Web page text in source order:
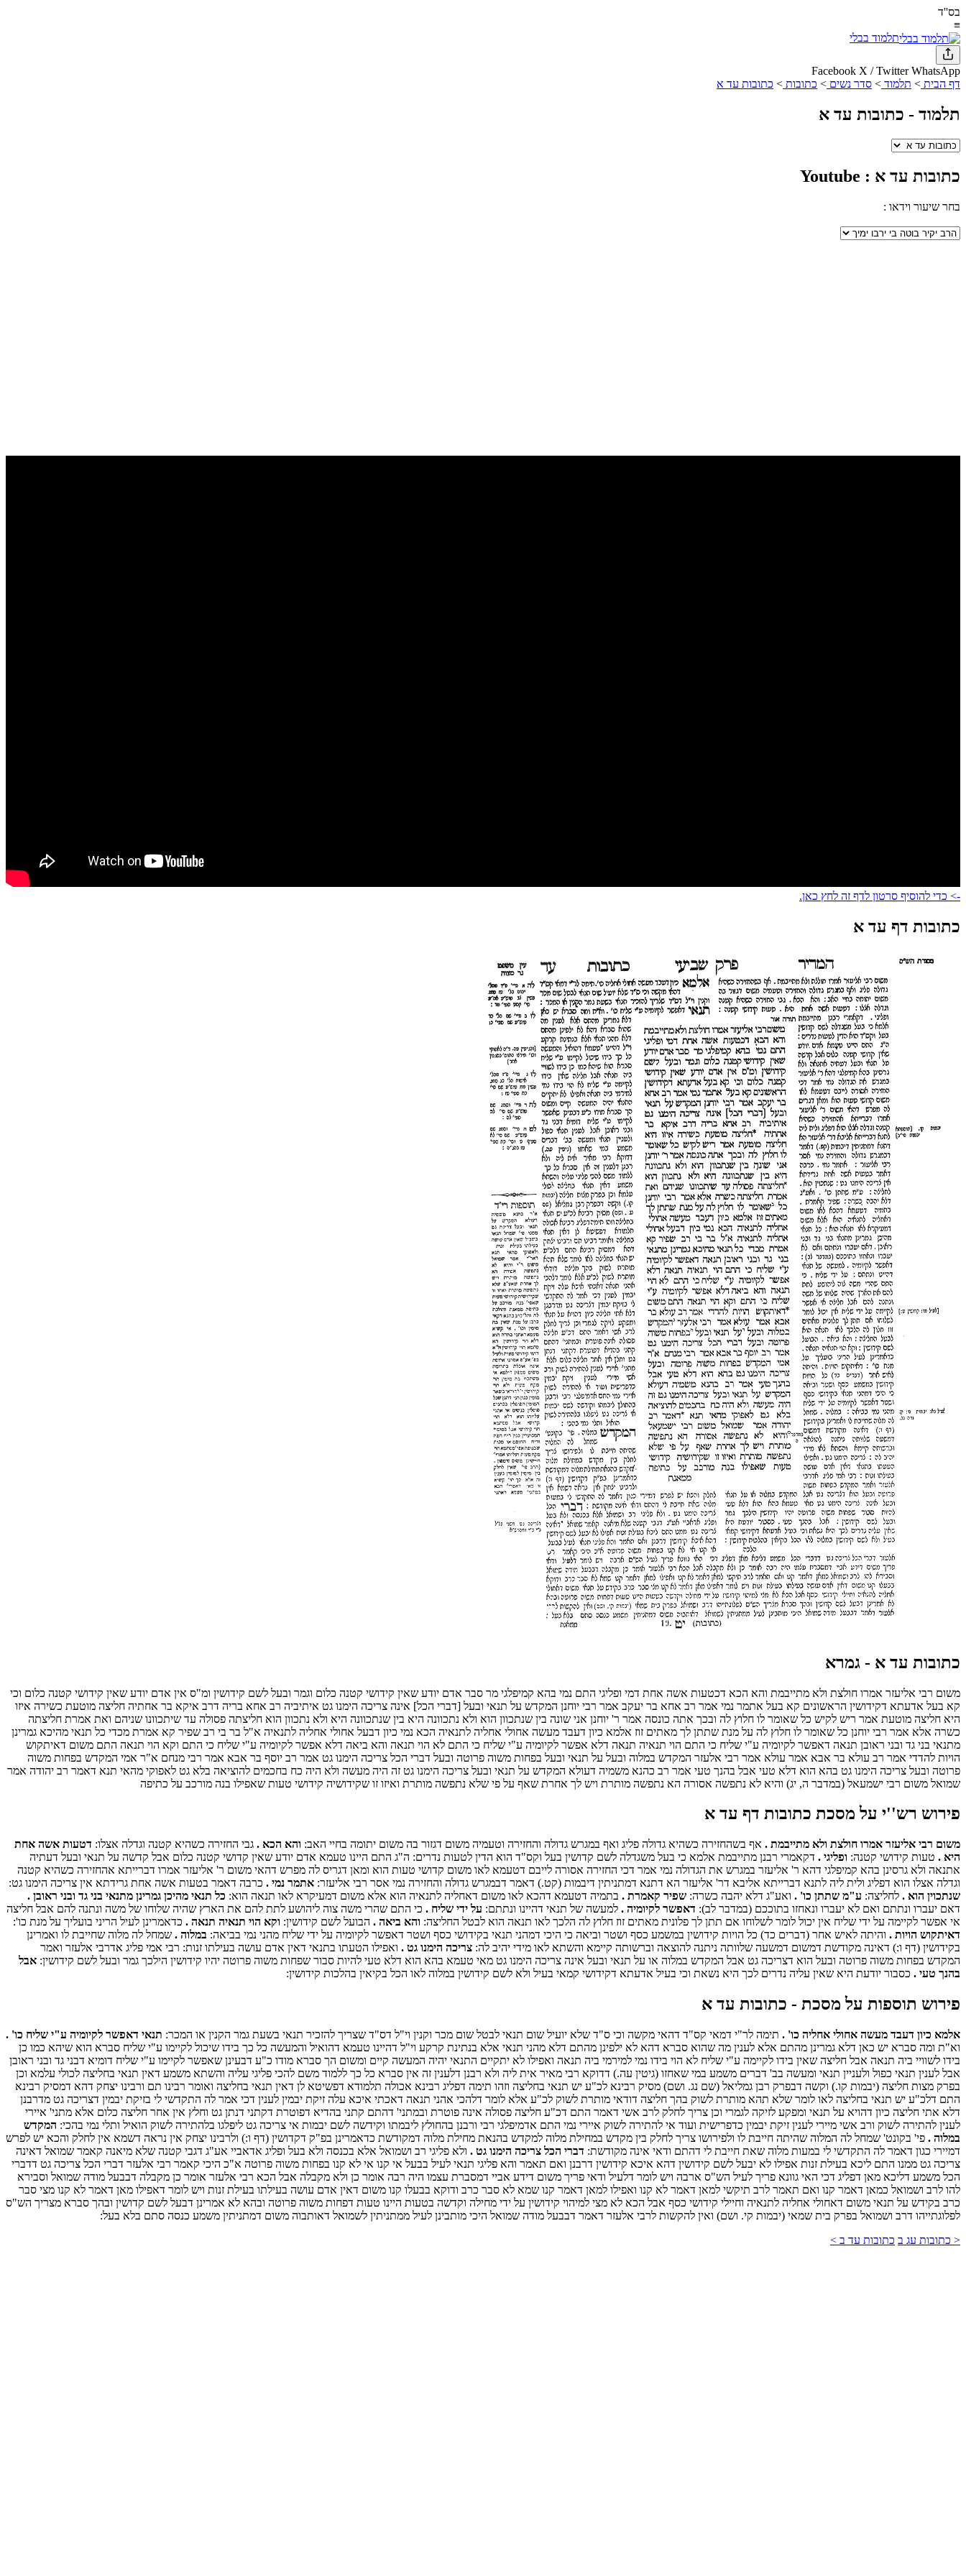
בס''ד
≡
תלמוד בבלי
Facebook X / TwitterWhatsApp
דף הבית > תלמוד > סדר נשים > כתובות > כתובות עד א
תלמוד - כתובות עד א
כתובות עד א : Youtube
בחר שיעור וידאו :
-> כדי להוסיף סרטון לדף זה לחץ כאן.
כתובות דף עד א
כתובות עד א - גמרא
משום רבי אליעזר אמרו חולצת ולא מתייבמת והא הכא דכטעות אשה אחת דמי ופליגי התם נמי בהא קמיפלגי מר סבר אדם יודע שאין קידושי קטנה כלום וגמר ובעל לשם קידושין ומ"ס אין אדם יודע שאין קידושי קטנה כלום וכי
קא בעל אדעתא דקידושין הראשונים קא בעל אתמר נמי אמר רב אחא בר יעקב אמר רבי יוחנן המקדש על תנאי ובעל [דברי הכל] אינה צריכה הימנו גט איתיביה רב אחא בריה דרב איקא בר אחתיה חליצה מוטעת כשירה איזו
היא חליצה מוטעת אמר ריש לקיש כל שאומר לו חלוץ לה ובכך אתה כונסה אמר ר' יוחנן אני שונה בין שנתכוון הוא ולא נתכוונה היא בין שנתכוונה היא ולא נתכוון הוא חליצתה פסולה עד שיתכוונו שניהם ואת אמרת חליצתה
כשרה אלא אמר רבי יוחנן כל שאומר לו חלוץ לה על מנת שתתן לך מאתים זוז אלמא כיון דעבד מעשה אחולי אחליה לתנאיה הכא נמי כיון דבעל אחולי אחליה לתנאיה א"ל בר בי רב שפיר קא אמרת מכדי כל תנאי מהיכא גמרינן
מתנאי בני גד ובני ראובן תנאה דאפשר לקיומיה ע"י שליח כי התם הוי תנאיה תנאה דלא אפשר לקיומיה ע"י שליח כי התם לא הוי תנאה והא ביאה דלא אפשר לקיומיה ע"י שליח כי התם וקא הוי תנאה התם משום דאיתקוש
הויות להדדי אמר רב עולא בר אבא אמר עולא אמר רבי אלעזר המקדש במלוה ובעל על תנאי ובעל בפחות משוה פרוטה ובעל דברי הכל צריכה הימנו גט אמר רב יוסף בר אבא אמר רבי מנחם א"ר אמי המקדש בפחות משוה
פרוטה ובעל צריכה הימנו גט בהא הוא דלא טעי אבל בהנך טעי אמר רב כהנא משמיה דעולא המקדש על תנאי ובעל צריכה הימנו גט זה היה מעשה ולא היה כח בחכמים להוציאה בלא גט לאפוקי מהאי תנא דאמר רב יהודה אמר
שמואל משום רבי ישמעאל (במדבר ה, יג) והיא לא נתפשה אסורה הא נתפשה מותרת ויש לך אחרת שאף על פי שלא נתפשה מותרת ואיזו זו שקידושיה קידושי טעות שאפילו בנה מורכב על כתיפה
פירוש רש''י על מסכת כתובות דף עד א
משום רבי אליעזר אמרו חולצת ולא מתייבמת . אף בשהחזירה כשהיא גדולה פליג ואף במגרש גדולה והחזירה וטעמיה משום דגזור בה משום יתומה בחיי האב: והא הכא . גבי החזירה כשהיא קטנה וגדלה אצלו: דטעות אשה אחת
היא . טעות קידושי קטנה: ופליגי . דקאמרי רבנן מתייבמת אלמא כי בעל משגדלה לשם קדושין בעל וקס"ד הוא הדין לטעות נדרים: ה"ג התם היינו טעמא אדם יודע שאין קדושי קטנה כלום אבל קדשה על תנאי ובעל דעתיה
אתנאה ולא גרסינן בהא קמיפלגי דהא ר' אליעזר במגרש את הגדולה נמי אמר דכי החזירה אסורה לייבם דטעמא לאו משום קדושי טעות הוא ומאן דגריס לה מפרש דהאי משום ר' אליעזר אמרו דברייתא אהחזירה כשהיא קטנה
וגדלה אצלו הוא דפליג ולית ליה לתנא דברייתא אליבא דר' אליעזר הא דתנא דמתניתין דיבמות (קט.) דאמר דבמגרש גדולה והחזירה נמי אסר רבי אליעזר: אתמר נמי . כרבה דאמר בטעות אשה אחת גרידתא אין צריכה הימנו גט:
שנתכוין הוא . לחליצה: ע"מ שתתן כו' . ואע"ג דלא יהבה כשרה: שפיר קאמרת . בתמיה דטעמא דהכא לאו משום דאחליה לתנאיה הוא אלא משום דמעיקרא לאו תנאה הוא: כל תנאי מהיכן גמרינן מתנאי בני גד ובני ראובן .
דאם יעברו ונתתם ואם לא יעברו ונאחזו בתוככם (במדבר לב): דאפשר לקיומיה . למעשה של תנאי דהיינו ונתתם: על ידי שליח . כי התם שהרי משה צוה ליהושע לתת להם את הארץ שהיה שלוחו של משה ונתנה להם אבל חליצה
אי אפשר לקיימה על ידי שליח אין יכול לומר לשלוחו אם תתן לך פלונית מאתים זוז חלוץ לה הלכך לאו תנאה הוא לבטל החליצה: והא ביאה . הבועל לשם קידושין: וקא הוי תנאיה תנאה . כדאמרינן לעיל הריני בועליך על מנת כו':
דאיתקוש הויות . והיתה לאיש אחר (דברים כד) כל הויות קידושין במשמע כסף ושטר וביאה כי היכי דמהני תנאי בקידושי כסף ושטר דאפשר לקיומיה על ידי שליח מהני נמי בביאה: במלוה . שמחל לה מלוה שחייבת לו ואמרינן
בקידושין (דף ו:) דאינה מקודשת דמשום דמשעה שלוותה ניתנה להוצאה וברשותה קיימא והשתא לאו מידי יהיב לה: צריכה הימנו גט . ואפילו הטעתו בתנאי דאין אדם עושה בעילתו זנות: רבי אמי פליג אדרבי אלעזר ואמר
המקדש בפחות משוה פרוטה ובעל הוא דצריכה גט אבל המקדש במלוה או על תנאי ובעל אינה צריכה הימנו גט מאי טעמא בהא הוא דלא טעי להיות סבור שפחות משוה פרוטה יהיו קידושין הילכך גמר ובעל לשם קידושין: אבל
בהנך טעי . כסבור יודעת היא שאין עליה נדרים לכך היא נשאת וכי בעיל אדעתא דקידושי קמאי בעיל ולא לשם קידושין במלוה לאו הכל בקיאין בהלכות קידושין:
פירוש תוספות על מסכת - כתובות עד א
אלמא כיון דעבד מעשה אחולי אחליה כו' . תימה לר"י דמאי קס"ד דהאי מקשה וכי ס"ד שלא יועיל שום תנאי לבטל שום מכר וקנין וי"ל דס"ד שצריך להזכיר תנאי בשעת גמר הקנין או המכר: תנאי דאפשר לקיומיה ע"י שליח כו' .
וא"ת ומה סברא יש כאן דלא גמרינן מהתם אלא לענין מה שהוא סברא דהא לא ילפינן מהתם דלא מהני תנאי אלא בנתינת קרקע וי"ל דהיינו טעמא דהואיל והמעשה כל כך בידו שיכול לקיימו ע"י שליח סברא הוא שיהא כמו כן
בידו לשוויי ביה תנאה אבל חליצה שאין בידו לקיימה ע"י שליח לא הוי בידו נמי למירמי ביה תנאה ואפילו לא יתקיים התנאי יהיה המעשה קיים ומשום הך סברא מודו כ"ע דבעינן שאפשר לקיימו ע"י שליח דומיא דבני גד ובני ראובן
אבל לענין תנאי כפול ולעניין תנאי ומעשה בב' דברים משמע במי שאחזו (גיטין עה.) דדוקא רבי מאיר אית ליה ולא רבנן דלענין זה אין סברא כל כך ללמוד משם להכי פליגי עליה והשתא משמע דאין תנאי בחליצה לכולי עלמא וכן
בפרק מצות חליצה (יבמות קו.) וקשה דבפרק רבן גמליאל (שם נג. ושם) מסיק רבינא לכ"ע יש תנאי בחליצה וזהו תימה דפליג רבינא אכולה תלמודא דפשיטא לן דאין תנאי בחליצה ואומר רבינו תם ורבינו יצחק דהא דמסיק רבינא
התם דלכ"ע יש תנאי בחליצה לאו לומר שלא תהא מותרת לשוק בהך חליצה דודאי מותרת לשוק לכ"ע אלא לומר דלהכי אהני תנאה דאכתי איכא עלה זיקת יבמין לענין דכי אמר לה התקדשי לי בזיקת יבמין דצריכה גט מדרבנן
דלא אתי חליצה כיון דהויא על תנאי ומפקע לזיקה לגמרי וכן צריך לחלק לרב אשי דאמר התם דכ"ע חליצה פסולה אינה פוטרת ובמתני' דהתם קתני בהדיא דפוטרת דקתני דנתן גט וחלץ אין אחר חליצה כלום אלא מתני' איירי
לענין להתירה לשוק ורב אשי מיירי לענין זיקת יבמין כדפרישית ועוד אי להתירה לשוק איירי נמי התם אדמיפלגי רבי ורבנן בהחולץ ליבמתו וקידשה לשם יבמות אי צריכה גט ליפלגו בלהתירה לשוק הואיל ותלי נמי בהכי: המקדש
במלוה . פי' בקונט' שמחל לה המלוה שהיתה חייבת לו ולפירושו צריך לחלק בין מקדש במחילת מלוה למקדש בהנאת מחילת מלוה דמקודשת כדאמרינן בפ"ק דקדושין (דף ו:) ולרבינו יצחק אין נראה דשמא אין לחלק והכא יש לפרש
דמיירי כגון דאמר לה התקדשי לי במעות מלוה שאת חייבת לי דהתם ודאי אינה מקודשת: דברי הכל צריכה הימנו גט . ולא פליגי רב ושמואל אלא בכנסה ולא בעל ופליג אדאביי אע"ג דגבי קטנה שלא מיאנה קאמר שמואל דאינה
צריכה גט ממנו התם ליכא בעילת זנות אפילו לא יבעל לשם קידושין דהא איכא קידושין דרבנן ואם תאמר והא פליגי תנאי לעיל בבעל אי קנו אי לא קנו בפחות משוה פרוטה א"כ היכי קאמר רבי אלעזר דברי הכל צריכה גט דדברי
הכל משמע דליכא מאן דפליג דכי האי גוונא פריך לעיל הש"ס ארבה ויש לומר דלעיל ודאי פריך משום דידע אביי דמסברת עצמו היה רבה אומר כן ולא מקבלה אבל הכא רבי אלעזר אומר כן מקבלה דבבעל מודה שמואל וסבירא
להו לרב ושמואל כמאן דאמר קנו ואם תאמר לרב תיקשי למאן דאמר לא קנו ואפילו למאן דאמר קנו שמא לא סבר כרב ודוקא בבעלו קנו משום דאין אדם עושה בעילתו בעילת זנות ויש לומר דאפילו מאן דאמר לא קנו מצי סבר
כרב בקידש על תנאי משום דאחולי אחליה לתנאיה וחיילי קידושי כסף אבל הכא לא מצי למיהוי קידושין על ידי מחילה וקדשה בטעות היינו טעות דפחות משוה פרוטה ובהא לא אמרינן דבעל לשם קדושין ובהך סברא מצריך הש"ס
לפלוגתייהו דרב ושמואל בפרק בית שמאי (יבמות קי. ושם) ואין להקשות לרבי אלעזר דאמר דבבעל מודה שמואל היכי מותבינן לעיל ממתניתין לשמואל דאותבוה משום דמתניתין משמע כנסה סתם בלא בעל:
< כתובות עג ב כתובות עד ב >